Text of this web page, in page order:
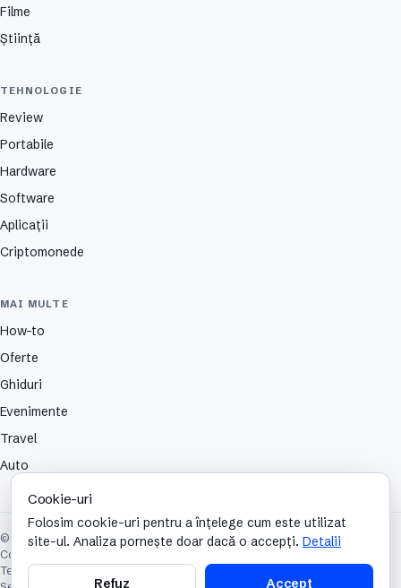
Filme
Știință
TEHNOLOGIE
Review
Portabile
Hardware
Software
Aplicații
Criptomonede
MAI MULTE
How-to
Oferte
Ghiduri
Evenimente
Travel
Auto
© 2026 TechCafe. Toate drepturile rezervate.
Contact
Termeni și condiții
Cookie-uri
Folosim cookie-uri pentru a înțelege cum este utilizat
site-ul. Analiza pornește doar dacă o accepți. Detalii
Refuz Accept